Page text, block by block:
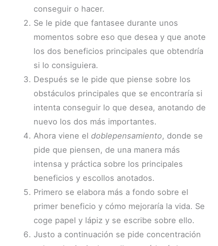
conseguir o hacer.
Se le pide que fantasee durante unos
momentos sobre eso que desea y que anote
los dos beneficios principales que obtendría
si lo consiguiera.
Después se le pide que piense sobre los
obstáculos principales que se encontraría si
intenta conseguir lo que desea, anotando de
nuevo los dos más importantes.
Ahora viene eldoblepensamiento, donde se
pide que piensen, de una manera más
intensa y práctica sobre los principales
beneficios y escollos anotados.
Primero se elabora más a fondo sobre el
primer beneficio y cómo mejoraría la vida. Se
coge papel y lápiz y se escribe sobre ello.
Justo a continuación se pide concentración